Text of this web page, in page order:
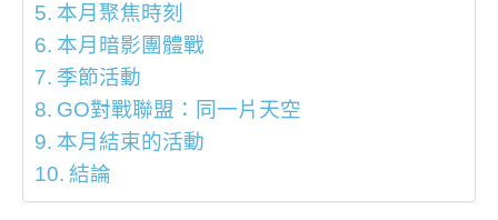
本月聚焦時刻
本月暗影團體戰
季節活動
GO對戰聯盟：同一片天空
本月結束的活動
結論